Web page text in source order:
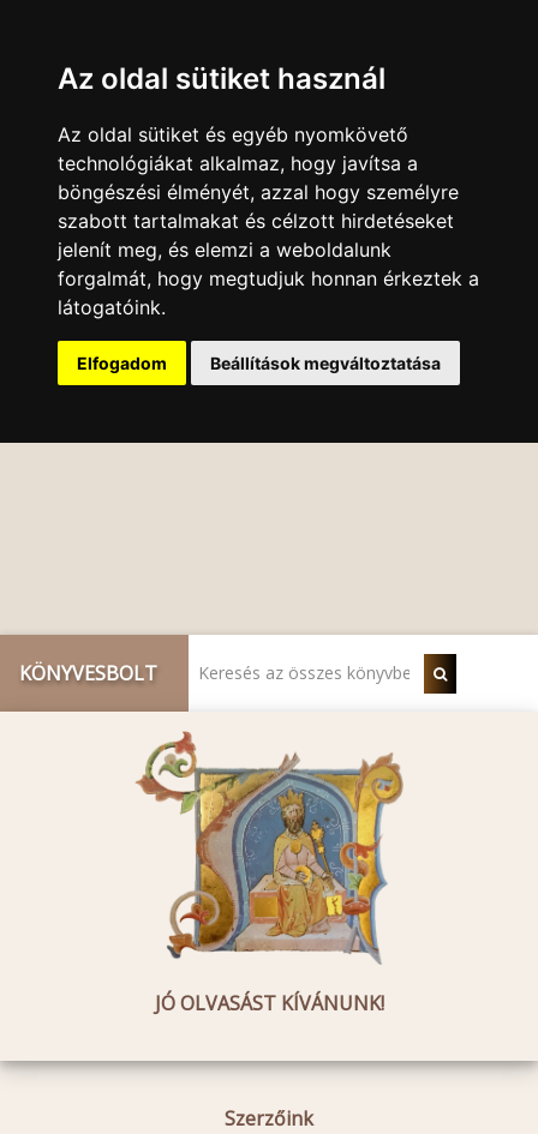
Az oldal sütiket használ
Az oldal sütiket és egyéb nyomkövető
technológiákat alkalmaz, hogy javítsa a
böngészési élményét, azzal hogy személyre
szabott tartalmakat és célzott hirdetéseket
jelenít meg, és elemzi a weboldalunk
forgalmát, hogy megtudjuk honnan érkeztek a
látogatóink.
Elfogadom Beállítások megváltoztatása
KÖNYVESBOLT
JÓ OLVASÁST KÍVÁNUNK!
Szerzőink